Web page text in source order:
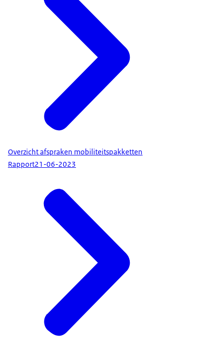
Overzicht afspraken mobiliteitspakketten
Rapport21-06-2023